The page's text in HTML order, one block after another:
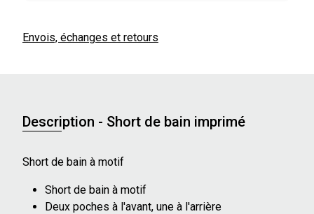
Envois, échanges et retours
Description - Short de bain imprimé
Short de bain à motif
Short de bain à motif
Deux poches à l'avant, une à l'arrière